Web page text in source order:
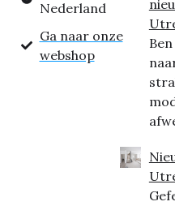
Nederland
Ga naar onze
webshop